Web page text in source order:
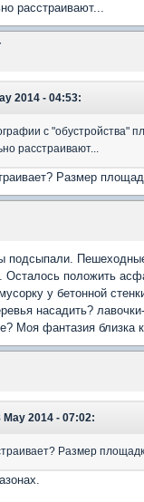
расстраивают...
2014 - 04:53:
с "обустройства"
расстраивают...
Размер
подсыпали.
Осталось положить
у бетонной
насадить?
Моя фантазия близка
2014 - 07:02:
Размер